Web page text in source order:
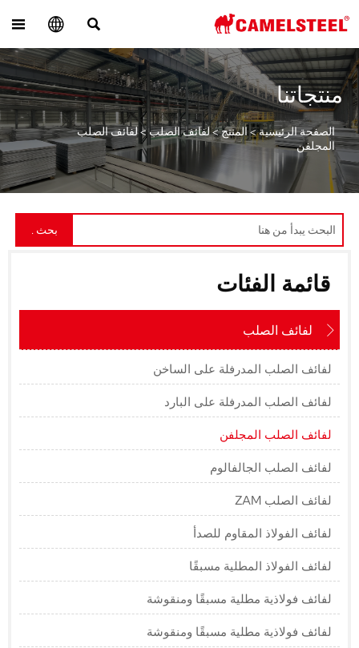



منتجاتنا
الصفحة الرئيسية>المنتج>لفائف الصلب>لفائف الصلب
المجلفن
بحث .
قائمة الفئات
 لفائف الصلب
لفائف الصلب المدرفلة على الساخن
لفائف الصلب المدرفلة على البارد
لفائف الصلب المجلفن
لفائف الصلب الجالفالوم
لفائف الصلب ZAM
لفائف الفولاذ المقاوم للصدأ
لفائف الفولاذ المطلية مسبقًا
لفائف فولاذية مطلية مسبقًا ومنقوشة
لفائف فولاذية مطلية مسبقًا ومنقوشة